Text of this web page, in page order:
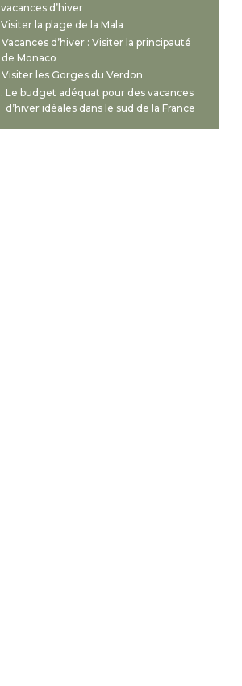
vacances d’hiver
Visiter la plage de la Mala
Vacances d’hiver : Visiter la principauté
de Monaco
Visiter les Gorges du Verdon
Le budget adéquat pour des vacances
d’hiver idéales dans le sud de la France